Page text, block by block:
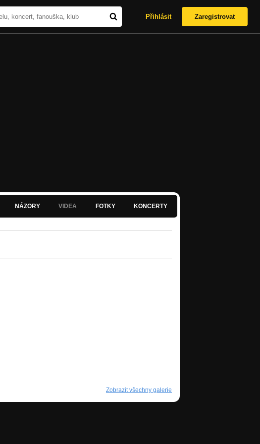
Přihlásit Zaregistrovat
NÁZORY VIDEA FOTKY KONCERTY
Zobrazit všechny galerie